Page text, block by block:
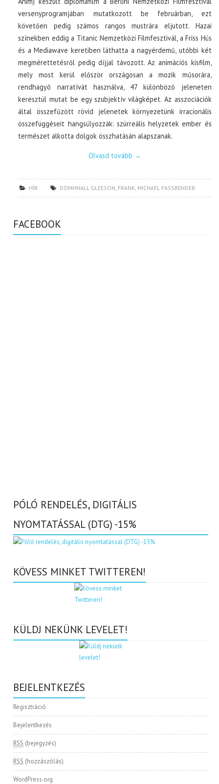
versenyprogramjában mutatkozott be februárban, ezt
követően pedig számos rangos mustrára eljutott. Hazai
színekben eddig a Titanic Nemzetközi Filmfesztivál, a Friss Hús
és a Mediawave keretiben láthatta a nagyérdemű, utóbbi két
megmérettetésről pedig díjjal távozott. Az animációs kisfilm,
mely most kerül először országosan a mozik műsorára,
rendhagyó narratívát használva, 47 különböző jeleneten
keresztül mutat be egy szubjektív világképet. Az asszociációk
által összefűzött rövid jelenetek környezetünk irracionális
összefüggéseit hangsúlyozzák: szürreális helyzetek ember és
természet alkotta dolgok összhatásán alapszanak.
Olvasd tovább →
HÍR DOMHNALL GLEESON, FRANK, MICHAEL FASSBENDER
FACEBOOK
PÓLÓ RENDELÉS, DIGITÁLIS
NYOMTATÁSSAL (DTG) -15%
KÖVESS MINKET TWITTEREN!
KÜLDJ NEKÜNK LEVELET!
BEJELENTKEZÉS
Regisztráció
Bejelentkezés
RSS (bejegyzés)
RSS (hozzászólás)
WordPress.org